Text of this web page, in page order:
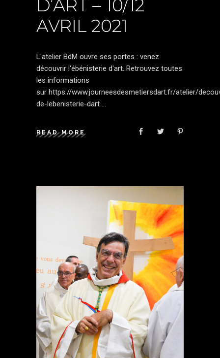
D’ART – 10/12
AVRIL 2021
L'atelier BdM ouvre ses portes : venez
découvrir l'ébénisterie d'art. Retrouvez toutes
les informations
sur https://www.journeesdesmetiersdart.fr/atelier/
de-lebenisterie-dart
READ MORE